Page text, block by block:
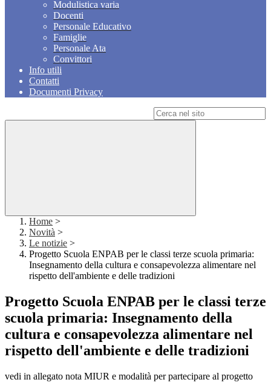
Modulistica varia
Docenti
Personale Educativo
Famiglie
Personale Ata
Convittori
Info utili
Contatti
Documenti Privacy
Home >
Novità >
Le notizie >
Progetto Scuola ENPAB per le classi terze scuola primaria:
Insegnamento della cultura e consapevolezza alimentare nel
rispetto dell'ambiente e delle tradizioni
Progetto Scuola ENPAB per le classi terze
scuola primaria: Insegnamento della
cultura e consapevolezza alimentare nel
rispetto dell'ambiente e delle tradizioni
vedi in allegato nota MIUR e modalità per partecipare al progetto